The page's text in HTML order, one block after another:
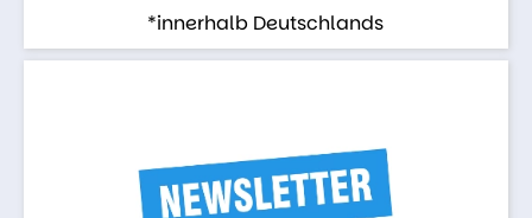
*innerhalb Deutschlands